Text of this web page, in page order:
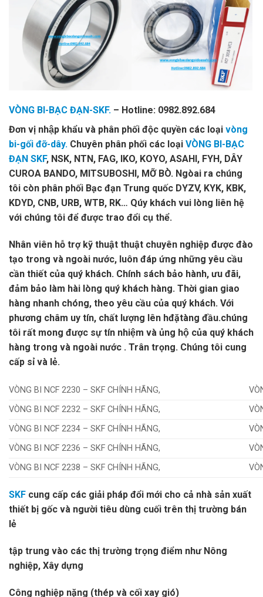
VÒNG BI-BẠC ĐẠN-SKF. – Hotline: 0982.892.684
Đơn vị nhập khẩu và phân phối độc quyền các loại vòng
bi-gối đỡ-dây. Chuyên phân phối các loại VÒNG BI-BẠC
ĐẠN SKF, NSK, NTN, FAG, IKO, KOYO, ASAHI, FYH, DÂY
CUROA BANDO, MITSUBOSHI, MỠ BÒ. Ngòai ra chúng
tôi còn phân phối Bạc đạn Trung quốc DYZV, KYK, KBK,
KDYD, CNB, URB, WTB, RK… Qúy khách vui lòng liên hệ
với chúng tôi để được trao đổi cụ thể.
Nhân viên hỗ trợ kỹ thuật thuật chuyên nghiệp được đào
tạo trong và ngoài nước, luôn đáp ứng những yêu cầu
cần thiết của quý khách. Chính sách bảo hành, ưu đãi,
đảm bảo làm hài lòng quý khách hàng. Thời gian giao
hàng nhanh chóng, theo yêu cầu của quý khách. Với
phương châm uy tín, chất lượng lên hđặtàng đầu.chúng
tôi rất mong được sự tín nhiệm và ủng hộ của quý khách
hàng trong và ngoài nước . Trân trọng. Chúng tôi cung
cấp sỉ và lẻ.
VÒNG BI NCF 2230 – SKF CHÍNH HÃNG,
VÒNG BI NCF 2232 – SKF CHÍNH HÃNG,
VÒNG BI NCF 2234 – SKF CHÍNH HÃNG,
VÒNG BI NCF 2236 – SKF CHÍNH HÃNG,
VÒNG BI NCF 2238 – SKF CHÍNH HÃNG,
SKF cung cấp các giải pháp đổi mới cho cả nhà sản xuất
thiết bị gốc và người tiêu dùng cuối trên thị trường bán
lẻ
tập trung vào các thị trường trọng điểm như Nông
nghiệp, Xây dựng
Công nghiệp nặng (thép và cối xay gió)